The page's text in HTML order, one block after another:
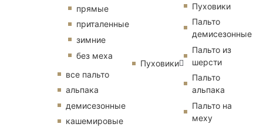
прямые
приталенные
зимние
без меха
все пальто
альпака
демисезонные
кашемировые
Пуховики
Пуховики
Пальто
демисезонные
Пальто из
шерсти
Пальто
альпака
Пальто на
меху